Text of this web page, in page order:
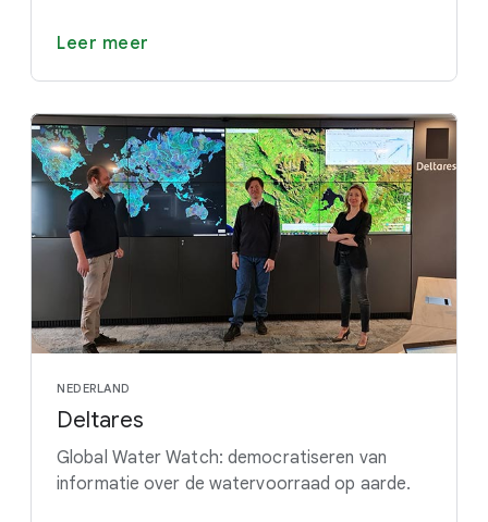
Leer meer
NEDERLAND
Deltares
Global Water Watch: democratiseren van
informatie over de watervoorraad op aarde.